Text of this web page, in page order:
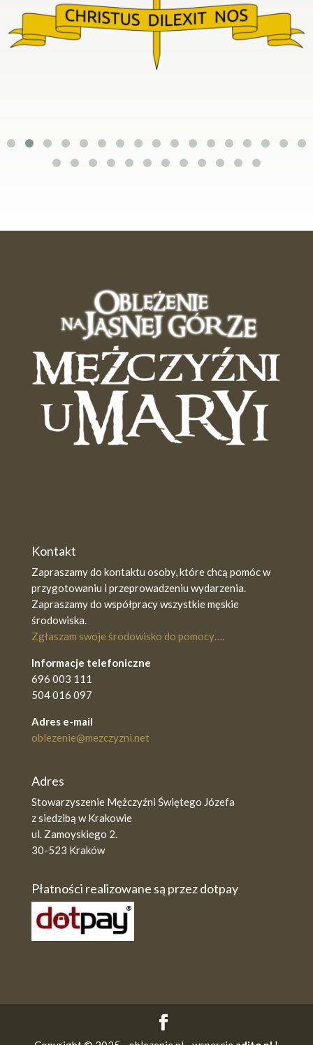
Kontakt
Zapraszamy do kontaktu osoby, które chcą pomóc w
przygotowaniu i przeprowadzeniu wydarzenia.
Zapraszamy do współpracy wszystkie męskie
środowiska.
Zgłaszam swoje środowisko do pomocy….
Informacje telefoniczne
696 003 111
504 016 097
Adres e-mail
oblezenie@mezczyzni.net
Adres
Stowarzyszenie Mężczyźni Świętego Józefa
z siedzibą w Krakowie
ul. Zamoyskiego 2.
30-523 Kraków
Płatności realizowane są przez dotpay